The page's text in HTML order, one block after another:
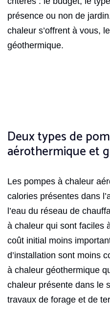
présence ou non de
chaleur s’offrent à vous,
géothermique.
Deux types de
aérothermique et
Les pompes à chaleur
calories présentes dans
l’eau du réseau de
à chaleur qui sont faciles
coût initial moins
d’installation sont moins
à chaleur géothermique
chaleur présente dans le
travaux de forage et de